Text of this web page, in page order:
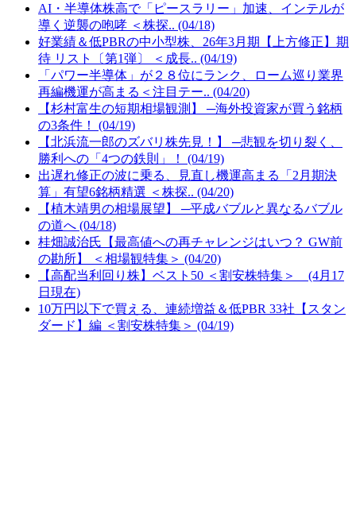
AI・半導体株高で「ピースラリー」加速、インテルが
導く逆襲の咆哮 ＜株探.. (04/18)
好業績＆低PBRの中小型株、26年3月期【上方修正】期
待 リスト〔第1弾〕 ＜成長.. (04/19)
「パワー半導体」が２８位にランク、ローム巡り業界
再編機運が高まる＜注目テー.. (04/20)
【杉村富生の短期相場観測】 ─海外投資家が買う銘柄
の3条件！ (04/19)
【北浜流一郎のズバリ株先見！】 ─悲観を切り裂く、
勝利への「4つの鉄則」！ (04/19)
出遅れ修正の波に乗る、見直し機運高まる「2月期決
算」有望6銘柄精選 ＜株探.. (04/20)
【植木靖男の相場展望】 ─平成バブルと異なるバブル
の道へ (04/18)
桂畑誠治氏【最高値への再チャレンジはいつ？ GW前
の勘所】 ＜相場観特集＞ (04/20)
【高配当利回り株】ベスト50 ＜割安株特集＞ (4月17
日現在)
10万円以下で買える、連続増益＆低PBR 33社【スタン
ダード】編 ＜割安株特集＞ (04/19)